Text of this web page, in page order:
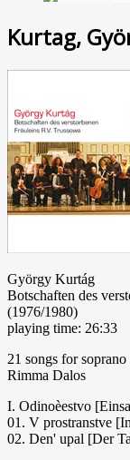
Kurtag,
György Kurtág
Botschaften des
(1976/1980)
playing time: 26:33
21 songs for
Rimma Dalos
I. Odinoèestvo
01. V prostranstve
02. Den' upal [Der